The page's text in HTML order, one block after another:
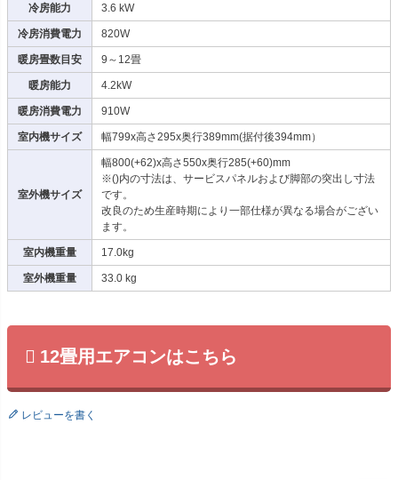
冷房能力 3.6 kW
冷房消費電力 820W
暖房畳数目安 9～12畳
暖房能力 4.2kW
暖房消費電力 910W
室内機サイズ 幅799x高さ295x奥行389mm(据付後394mm）
室外機サイズ
幅800(+62)x高さ550x奥行285(+60)mm
※()内の寸法は、サービスパネルおよび脚部の突出し寸法
です。
改良のため生産時期により一部仕様が異なる場合がござい
ます。
室内機重量 17.0kg
室外機重量 33.0 kg
12畳用エアコンはこちら
レビューを書く